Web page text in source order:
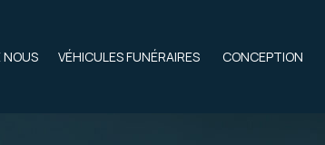
NOUS VÉHICULES FUNÉRAIRES CONCEPTION